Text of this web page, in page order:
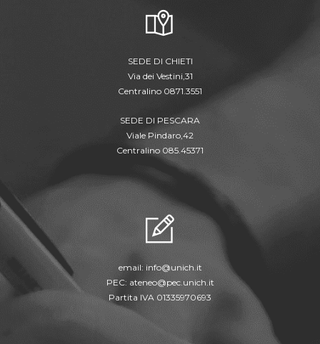
SEDE DI CHIETI
Via dei Vestini,31
Centralino 0871.3551
SEDE DI PESCARA
Viale Pindaro,42
Centralino 085.45371
email: info@unich.it
PEC: ateneo@pec.unich.it
Partita IVA 01335970693